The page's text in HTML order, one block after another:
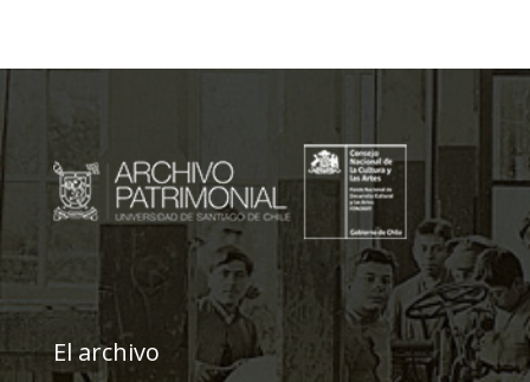
El archivo